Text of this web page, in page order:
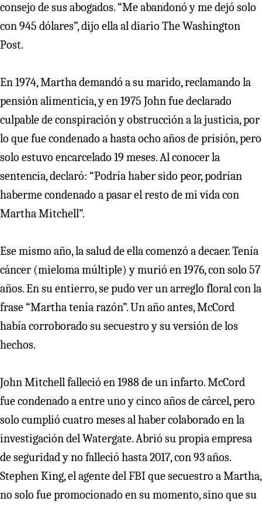
consejo de sus abogados. “Me abandonó y me dejó solo
con 945 dólares”, dijo ella al diario The Washington
Post.
En 1974, Martha demandó a su marido, reclamando la
pensión alimenticia, y en 1975 John fue declarado
culpable de conspiración y obstrucción a la justicia, por
lo que fue condenado a hasta ocho años de prisión, pero
solo estuvo encarcelado 19 meses. Al conocer la
sentencia, declaró: “Podría haber sido peor, podrían
haberme condenado a pasar el resto de mi vida con
Martha Mitchell”.
Ese mismo año, la salud de ella comenzó a decaer. Tenía
cáncer (mieloma múltiple) y murió en 1976, con solo 57
años. En su entierro, se pudo ver un arreglo floral con la
frase “Martha tenía razón”. Un año antes, McCord
había corroborado su secuestro y su versión de los
hechos.
John Mitchell falleció en 1988 de un infarto. McCord
fue condenado a entre uno y cinco años de cárcel, pero
solo cumplió cuatro meses al haber colaborado en la
investigación del Watergate. Abrió su propia empresa
de seguridad y no falleció hasta 2017, con 93 años.
Stephen King, el agente del FBI que secuestro a Martha,
no solo fue promocionado en su momento, sino que su